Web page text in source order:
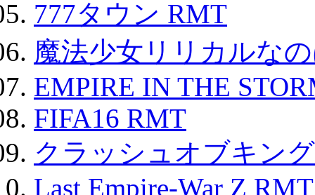
777タウン RMT
魔法少女リリカルな
EMPIRE IN THE
FIFA16 RMT
クラッシュオブキン
Last Empire-War Z RMT